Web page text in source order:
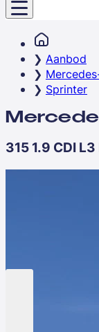
Aanbod
Sprinter
315 1.9 CDI